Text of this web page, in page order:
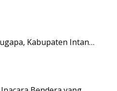
Kabupaten Intan…